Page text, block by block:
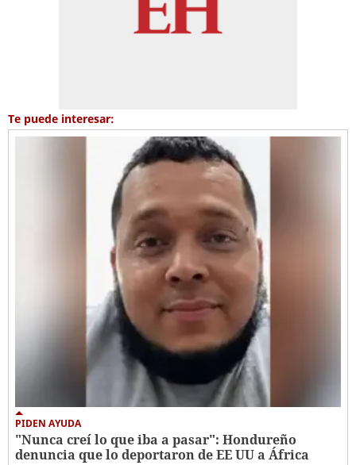
Te puede interesar:
PIDEN AYUDA
"Nunca creí lo que iba a pasar": Hondureño
denuncia que lo deportaron de EE UU a África